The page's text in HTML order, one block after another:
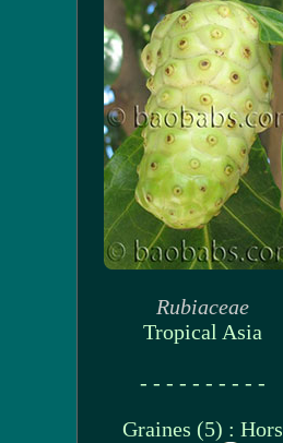
Rubiaceae
Tropical Asia
- - - - - - - - - -
Graines (5) : Hors